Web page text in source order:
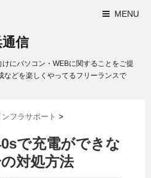
MENU
信
にパソコン・WEBに関することをご提
などを楽しくやってるフリーランスで
ンフラサポート >
で充電ができな
対処方法